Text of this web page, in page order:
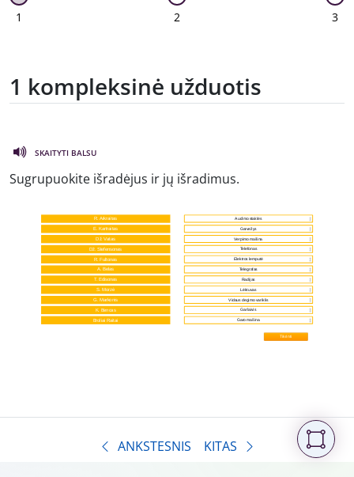
1 2 3
1 kompleksinė užduotis
SKAITYTI BALSU
Sugrupuokite išradėjus ir jų išradimus.
ANKSTESNIS KITAS